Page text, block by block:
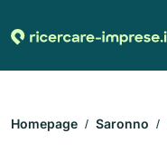
Homepage Saronno